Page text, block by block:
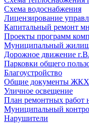
Схема водоснабжения
Лицензирование
Капитальный ремонт
Проекты программ
Муниципальный
Дорожное движение
Парковки общего
Благоустройство
Общие документы ЖКХ
Уличное освещение
План ремонтных работ
Муниципальный
Нарушители